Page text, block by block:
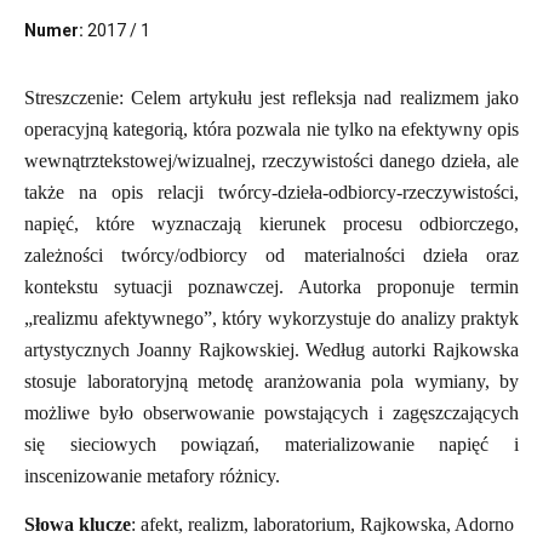
Numer: 2017 / 1
Streszczenie: Celem artykułu jest refleksja nad realizmem jako
operacyjną kategorią, która pozwala nie tylko na efektywny opis
wewnątrztekstowej/wizualnej, rzeczywistości danego dzieła, ale
także na opis relacji twórcy-dzieła-odbiorcy-rzeczywistości,
napięć, które wyznaczają kierunek procesu odbiorczego,
zależności twórcy/odbiorcy od materialności dzieła oraz
kontekstu sytuacji poznawczej. Autorka proponuje termin
„realizmu afektywnego”, który wykorzystuje do analizy praktyk
artystycznych Joanny Rajkowskiej. Według autorki Rajkowska
stosuje laboratoryjną metodę aranżowania pola wymiany, by
możliwe było obserwowanie powstających i zagęszczających
się sieciowych powiązań, materializowanie napięć i
inscenizowanie metafory różnicy.
Słowa klucze: afekt, realizm, laboratorium, Rajkowska, Adorno